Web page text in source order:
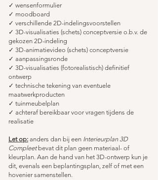
✓ wensenformulier
✓ moodboard
✓ verschillende 2D-indelingsvoorstellen
✓ 3D-visualisaties (schets) conceptversie o.b.v. de
gekozen 2D-indeling
✓ 3D-animatievideo (schets) conceptversie
✓ aanpassingsronde
✓ 3D-visualisaties (fotorealistisch) definitief
ontwerp
✓ technische tekening van eventuele
maatwerkproducten
✓ tuinmeubelplan
✓ achteraf bereikbaar voor vragen tijdens de
realisatie
Let op: anders dan bij een Interieurplan 3D
Compleetbevat dit plan geen materiaal- of
kleurplan. Aan de hand van het 3D-ontwerp kun je
dit, evenals een beplantingsplan, zelf of met een
hovenier samenstellen.